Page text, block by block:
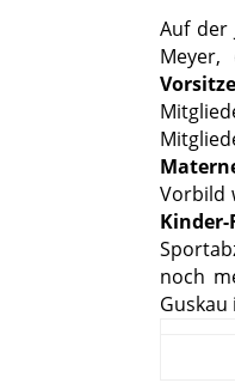
Auf der
Vorbild
noch